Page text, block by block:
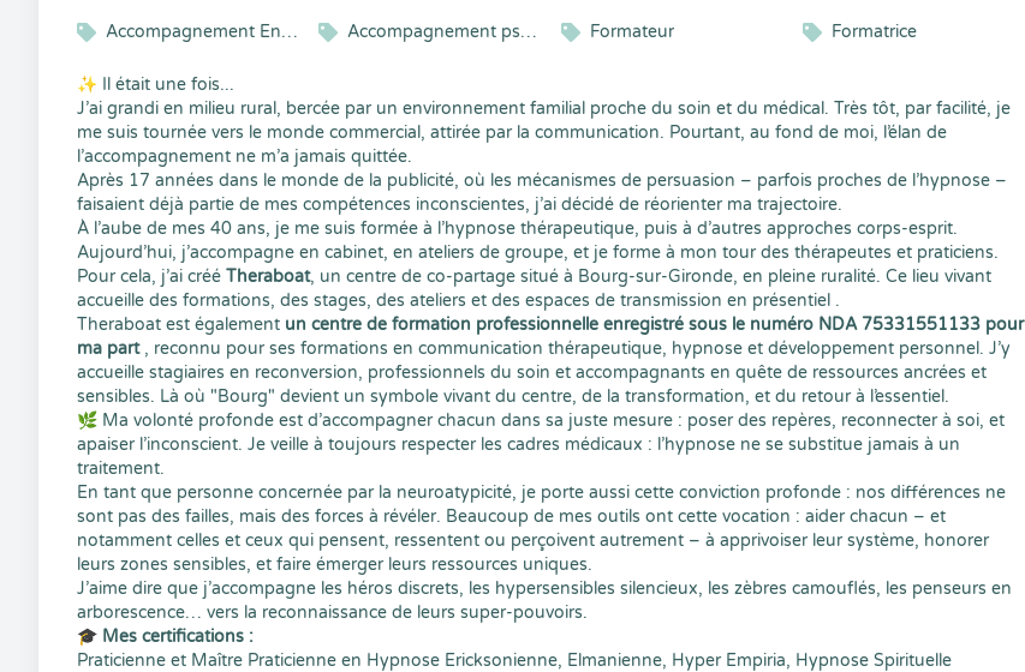
Accompagnement Energétique et Vibratoire Accompagnement psycho-émotionnel Formateur Formatrice
✨ Il était une fois...
J’ai grandi en milieu rural, bercée par un environnement familial proche du soin et du médical. Très tôt, par facilité, je
me suis tournée vers le monde commercial, attirée par la communication. Pourtant, au fond de moi, l’élan de
l’accompagnement ne m’a jamais quittée.
Après 17 années dans le monde de la publicité, où les mécanismes de persuasion – parfois proches de l’hypnose –
faisaient déjà partie de mes compétences inconscientes, j’ai décidé de réorienter ma trajectoire.
À l’aube de mes 40 ans, je me suis formée à l’hypnose thérapeutique, puis à d’autres approches corps-esprit.
Aujourd’hui, j’accompagne en cabinet, en ateliers de groupe, et je forme à mon tour des thérapeutes et praticiens.
Pour cela, j’ai créé Theraboat, un centre de co-partage situé à Bourg-sur-Gironde, en pleine ruralité. Ce lieu vivant
accueille des formations, des stages, des ateliers et des espaces de transmission en présentiel .
Theraboat est également un centre de formation professionnelle enregistré sous le numéro NDA 75331551133 pour
ma part , reconnu pour ses formations en communication thérapeutique, hypnose et développement personnel. J’y
accueille stagiaires en reconversion, professionnels du soin et accompagnants en quête de ressources ancrées et
sensibles. Là où "Bourg" devient un symbole vivant du centre, de la transformation, et du retour à l’essentiel.
🌿 Ma volonté profonde est d’accompagner chacun dans sa juste mesure : poser des repères, reconnecter à soi, et
apaiser l’inconscient. Je veille à toujours respecter les cadres médicaux : l’hypnose ne se substitue jamais à un
traitement.
En tant que personne concernée par la neuroatypicité, je porte aussi cette conviction profonde : nos différences ne
sont pas des failles, mais des forces à révéler. Beaucoup de mes outils ont cette vocation : aider chacun – et
notamment celles et ceux qui pensent, ressentent ou perçoivent autrement – à apprivoiser leur système, honorer
leurs zones sensibles, et faire émerger leurs ressources uniques.
J’aime dire que j’accompagne les héros discrets, les hypersensibles silencieux, les zèbres camouflés, les penseurs en
arborescence… vers la reconnaissance de leurs super-pouvoirs.
🎓 Mes certifications :
Praticienne et Maître Praticienne en Hypnose Ericksonienne, Elmanienne, Hyper Empiria, Hypnose Spirituelle